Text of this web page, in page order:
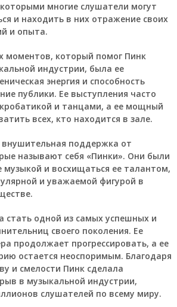
многие слушатели могут
и находить в них отражение своих
и опыта.
моментов, который помог Пинк
индустрии, была ее
энергия и способность
публики. Ее выступления часто
и танцами, а ее мощный
всех, кто находится в зале.
поддержка от
называют себя «Пинки». Они были
музыкой и восхищаться ее талантом,
и уважаемой фигурой в
стать одной из самых успешных и
своего поколения. Ее
продолжает прогрессировать, а ее
остается неоспоримым. Благодаря
и смелости Пинк сделала
в музыкальной индустрии,
слушателей по всему миру.